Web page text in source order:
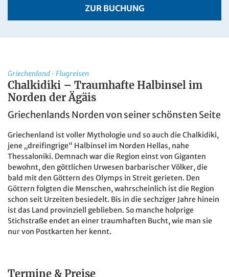
ZUR BUCHUNG
Griechenland · Flugreisen
Chalkidiki – Traumhafte Halbinsel im
Norden der Ägäis
Griechenlands Norden von seiner schönsten Seite
Griechenland ist voller Mythologie und so auch die Chalkidiki,
jene „dreifingrige“ Halbinsel im Norden Hellas, nahe
Thessaloniki. Demnach war die Region einst von Giganten
bewohnt, den göttlichen Urwesen barbarischer Völker, die
bald mit den Göttern des Olymps in Streit gerieten. Den
Göttern folgten die Menschen, wahrscheinlich ist die Region
schon seit Urzeiten besiedelt. Bis in die sechziger Jahre hinein
ist das Land provinziell geblieben. So manche holprige
Stichstraße endet an einer traumhaften Bucht, wie man sie
nur von Postkarten her kennt.
Termine & Preise